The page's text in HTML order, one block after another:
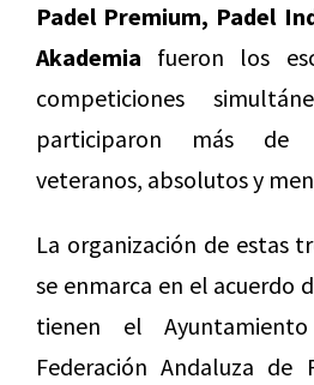
Padel Premium, Padel
Akademia fueron los
competiciones
participaron más de
veteranos, absolutos y
La organización de estas
se enmarca en el acuerdo
tienen el
Federación Andaluza de